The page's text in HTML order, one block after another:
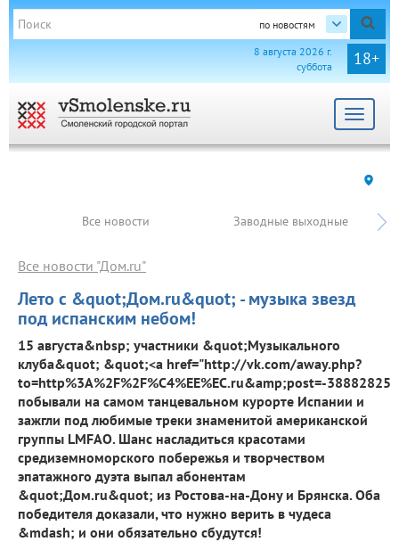
по новостям
18+
8 августа 2026 г.
суббота
Toggle
Все новости Заводные выходные
Лето с &quot;Дом.ru&quot; - музыка звезд
под испанским небом!
Все новости "Дом.ru"
15 августа&nbsp; участники &quot;Музыкального
клуба&quot; &quot;<a href="http://vk.com/away.php?
to=http%3A%2F%2F%C4%EE%EC.ru&amp;post=-
побывали на самом танцевальном курорте Испании и
зажгли под любимые треки знаменитой американской
группы LMFAO. Шанс насладиться красотами
средиземноморского побережья и творчеством
эпатажного дуэта выпал абонентам
&quot;Дом.ru&quot; из Ростова-на-Дону и Брянска. Оба
победителя доказали, что нужно верить в чудеса
&mdash; и они обязательно сбудутся!